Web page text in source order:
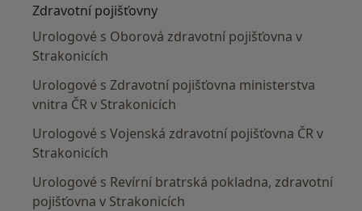
Zdravotní pojišťovny
Urologové s Oborová zdravotní pojišťovna v
Strakonicích
Urologové s Zdravotní pojišťovna ministerstva
vnitra ČR v Strakonicích
Urologové s Vojenská zdravotní pojišťovna ČR v
Strakonicích
Urologové s Revírní bratrská pokladna, zdravotní
pojišťovna v Strakonicích